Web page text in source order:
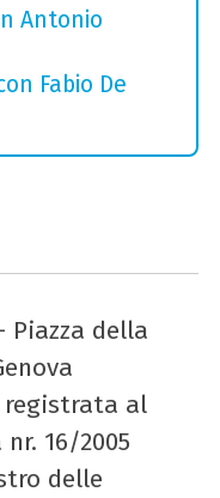
Antonio
Fabio De
Piazza della
al
16/2005
delle